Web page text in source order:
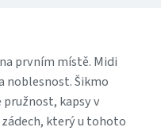
prvním místě. Midi
noblesnost. Šikmo
kapsy v
který u tohoto